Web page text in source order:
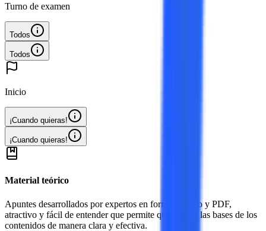
Turno de examen
Todos
Todos
Inicio
¡Cuando quieras!
¡Cuando quieras!
Material teórico
Apuntes desarrollados por expertos en formato video y PDF,
atractivo y fácil de entender que permite que sientes las bases de los
contenidos de manera clara y efectiva.